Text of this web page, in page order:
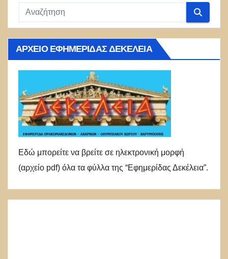
ΑΡΧΕΊΟ ΕΦΗΜΕΡΊΔΑΣ ΔΕΚΈΛΕΙΑ
Εδώ μπορείτε να βρείτε σε ηλεκτρονική μορφή
(αρχείο pdf) όλα τα φύλλα της “Εφημερίδας Δεκέλεια”.